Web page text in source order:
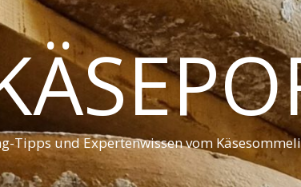
Tipps und Expertenwissen vom